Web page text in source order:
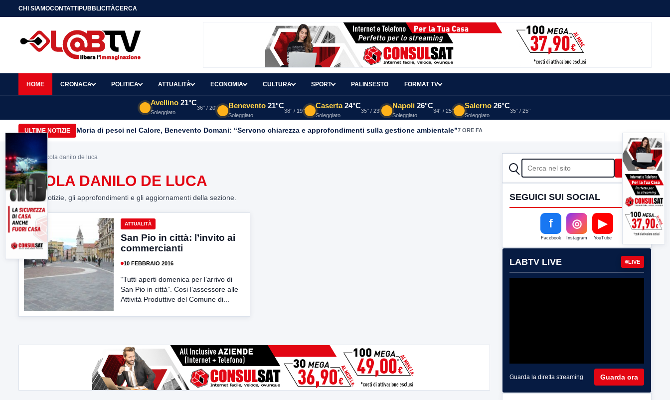
CHI SIAMOCONTATTIPUBBLICITÀCERCA
HOME CRONACA POLITICA ATTUALITÀ ECONOMIA CULTURA SPORT PALINSESTO FORMAT TV
Avellino 21°C
Soleggiato
36° / 20° Benevento 21°C
Soleggiato
38° / 19°
Caserta 24°C
Soleggiato
35° / 23°
Napoli 26°C
Soleggiato
34° / 25°
Salerno 26°C
Soleggiato
35° / 25°
ULTIME NOTIZIE Moria di pesci nel Calore, Benevento Domani: “Servono chiarezza e approfondimenti sulla gestione ambientale”7 ORE FA
Home> nicola danilo de luca
NICOLA DANILO DE LUCA
Tutte le notizie, gli approfondimenti e gli aggiornamenti della sezione.
ATTUALITÀ
San Pio in città: l’invito ai
commercianti
10 FEBBRAIO 2016
“Tutti aperti domenica per l’arrivo di
San Pio in città”. Cosi l’assessore alle
Attività Produttive del Comune di...
CERCA Cerca
SEGUICI SUI SOCIAL
f
Facebook
◎
Instagram
▶
YouTube
LABTV LIVE LIVE
Guarda la diretta streaming Guarda ora